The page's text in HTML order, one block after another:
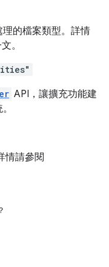
的檔案類型。詳情
。
API，讓擴充功能建
情請參閱